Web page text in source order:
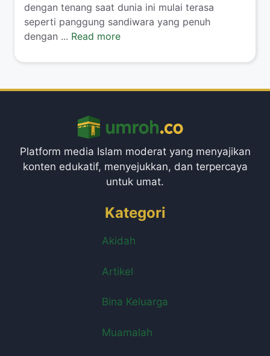
dengan tenang saat dunia ini mulai terasa
seperti panggung sandiwara yang penuh
dengan ... Read more
Platform media Islam moderat yang menyajikan
konten edukatif, menyejukkan, dan terpercaya
untuk umat.
Kategori
Akidah
Artikel
Bina Keluarga
Muamalah